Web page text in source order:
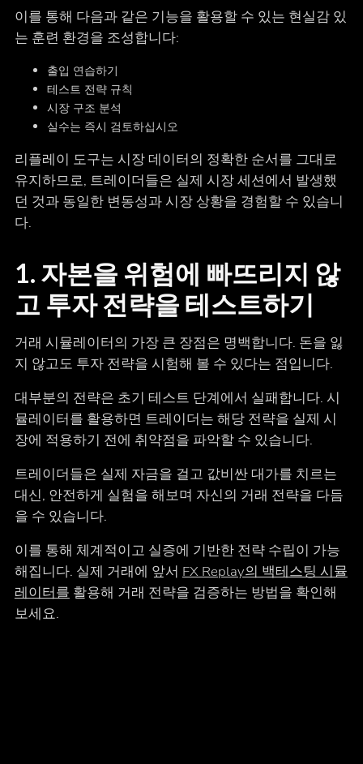
이를 통해 다음과 같은 기능을 활용할 수 있는 현실감 있
는 훈련 환경을 조성합니다:
출입 연습하기
테스트 전략 규칙
시장 구조 분석
실수는 즉시 검토하십시오
리플레이 도구는 시장 데이터의 정확한 순서를 그대로
유지하므로, 트레이더들은 실제 시장 세션에서 발생했
던 것과 동일한 변동성과 시장 상황을 경험할 수 있습니
다.
1. 자본을 위험에 빠뜨리지 않
고 투자 전략을 테스트하기
거래 시뮬레이터의 가장 큰 장점은 명백합니다. 돈을 잃
지 않고도 투자 전략을 시험해 볼 수 있다는 점입니다.
대부분의 전략은 초기 테스트 단계에서 실패합니다. 시
뮬레이터를 활용하면 트레이더는 해당 전략을 실제 시
장에 적용하기 전에 취약점을 파악할 수 있습니다.
트레이더들은 실제 자금을 걸고 값비싼 대가를 치르는
대신, 안전하게 실험을 해보며 자신의 거래 전략을 다듬
을 수 있습니다.
이를 통해 체계적이고 실증에 기반한 전략 수립이 가능
해집니다. 실제 거래에 앞서 FX Replay의 백테스팅 시뮬
레이터를 활용해 거래 전략을 검증하는 방법을 확인해
보세요.